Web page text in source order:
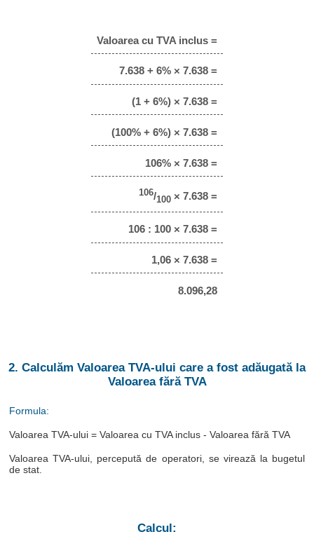
Valoarea cu TVA inclus =
7.638 + 6% × 7.638 =
(1 + 6%) × 7.638 =
(100% + 6%) × 7.638 =
106% × 7.638 =
106/100 × 7.638 =
106 : 100 × 7.638 =
1,06 × 7.638 =
8.096,28
2. Calculăm Valoarea TVA-ului care a fost adăugată la
Valoarea fără TVA
Formula:
Valoarea TVA-ului = Valoarea cu TVA inclus - Valoarea fără TVA
Valoarea TVA-ului, percepută de operatori, se virează la bugetul
de stat.
Calcul: